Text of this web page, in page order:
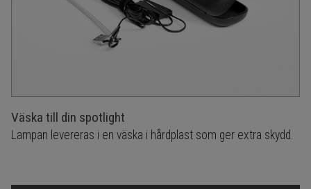
Väska till din spotlight
Lampan levereras i en väska i hårdplast som ger extra skydd.